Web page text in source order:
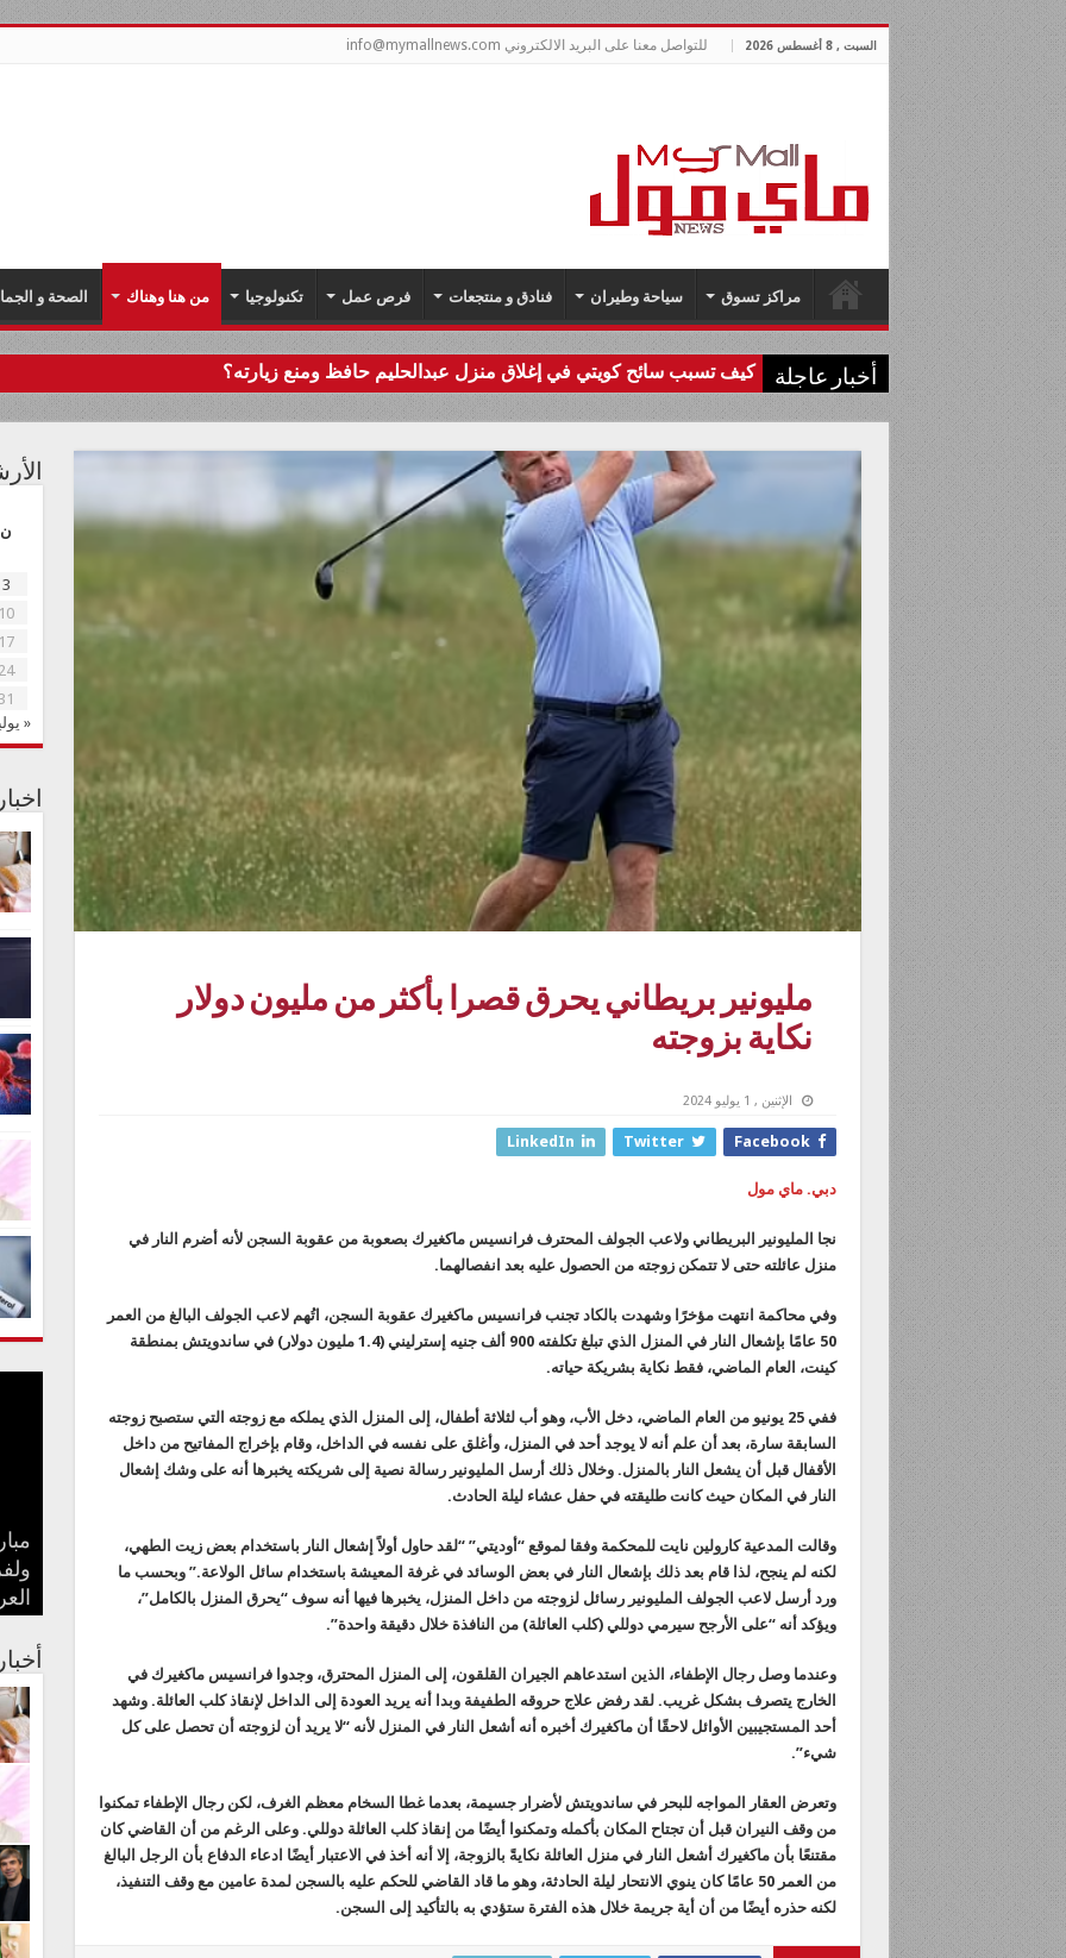
السبت , 8 أغسطس 2026 للتواصل معنا على البريد الالكتروني info@mymallnews.com
مراكز تسوق سياحة وطيران فنادق و منتجعات فرص عمل تكنولوجيا من هنا وهناك الصحة و
أخبار عاجلة كيف تسبب سائح كويتي في إغلاق منزل عبدالحليم حافظ ومنع زيارته؟
مليونير بريطاني يحرق قصرا بأكثر من مليون دولار
نكاية بزوجته
الإثنين , 1 يوليو 2024
Facebook
Twitter
LinkedIn
دبي. ماي مول
نجا المليونير البريطاني ولاعب الجولف المحترف فرانسيس ماكغيرك بصعوبة من عقوبة السجن لأنه أضرم النار في
منزل عائلته حتى لا تتمكن زوجته من الحصول عليه بعد انفصالهما.
وفي محاكمة انتهت مؤخرًا وشهدت بالكاد تجنب فرانسيس ماكغيرك عقوبة السجن، اتُهم لاعب الجولف البالغ من العمر
50 عامًا بإشعال النار في المنزل الذي تبلغ تكلفته 900 ألف جنيه إسترليني (1.4 مليون دولار) في ساندويتش بمنطقة
كينت، العام الماضي، فقط نكاية بشريكة حياته.
ففي 25 يونيو من العام الماضي، دخل الأب، وهو أب لثلاثة أطفال، إلى المنزل الذي يملكه مع زوجته التي ستصبح زوجته
السابقة سارة، بعد أن علم أنه لا يوجد أحد في المنزل، وأغلق على نفسه في الداخل، وقام بإخراج المفاتيح من داخل
الأقفال قبل أن يشعل النار بالمنزل. وخلال ذلك أرسل المليونير رسالة نصية إلى شريكته يخبرها أنه على وشك إشعال
النار في المكان حيث كانت طليقته في حفل عشاء ليلة الحادث.
وقالت المدعية كارولين نايت للمحكمة وفقا لموقع “أوديتي” “لقد حاول أولاً إشعال النار باستخدام بعض زيت الطهي،
لكنه لم ينجح، لذا قام بعد ذلك بإشعال النار في بعض الوسائد في غرفة المعيشة باستخدام سائل الولاعة.” وبحسب ما
ورد أرسل لاعب الجولف المليونير رسائل لزوجته من داخل المنزل، يخبرها فيها أنه سوف “يحرق المنزل بالكامل”،
ويؤكد أنه “على الأرجح سيرمي دوللي (كلب العائلة) من النافذة خلال دقيقة واحدة”.
وعندما وصل رجال الإطفاء، الذين استدعاهم الجيران القلقون، إلى المنزل المحترق، وجدوا فرانسيس ماكغيرك في
الخارج يتصرف بشكل غريب. لقد رفض علاج حروقه الطفيفة وبدا أنه يريد العودة إلى الداخل لإنقاذ كلب العائلة. وشهد
أحد المستجيبين الأوائل لاحقًا أن ماكغيرك أخبره أنه أشعل النار في المنزل لأنه “لا يريد أن لزوجته أن تحصل على كل
شيء”.
وتعرض العقار المواجه للبحر في ساندويتش لأضرار جسيمة، بعدما غطا السخام معظم الغرف، لكن رجال الإطفاء تمكنوا
من وقف النيران قبل أن تجتاح المكان بأكمله وتمكنوا أيضًا من إنقاذ كلب العائلة دوللي. وعلى الرغم من أن القاضي كان
مقتنعًا بأن ماكغيرك أشعل النار في منزل العائلة نكايةً بالزوجة، إلا أنه أخذ في الاعتبار أيضًا ادعاء الدفاع بأن الرجل البالغ
من العمر 50 عامًا كان ينوي الانتحار ليلة الحادثة، وهو ما قاد القاضي للحكم عليه بالسجن لمدة عامين مع وقف التنفيذ،
لكنه حذره أيضًا من أن أية جريمة خلال هذه الفترة ستؤدي به بالتأكيد إلى السجن.
ن
3
10
17
24
«
في